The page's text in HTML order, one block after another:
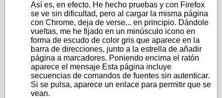
Así es, en efecto. He hecho pruebas y con Firefox
se ve sin dificultad, pero al cargar la misma página
con Chrome, deja de verse... en principio. Dándole
vueltas, me he fijado en un minúsculo icono en
forma de escudo de color gris que aparece en la
barra de direcciones, junto a la estrella de añadir
página a marcadores. Poniendo encima el ratón
aparece el mensaje Esta página incluye
secuencias de comandos de fuentes sin autenticar.
Si se pulsa, aparece un enlace para permitir que se
vean.